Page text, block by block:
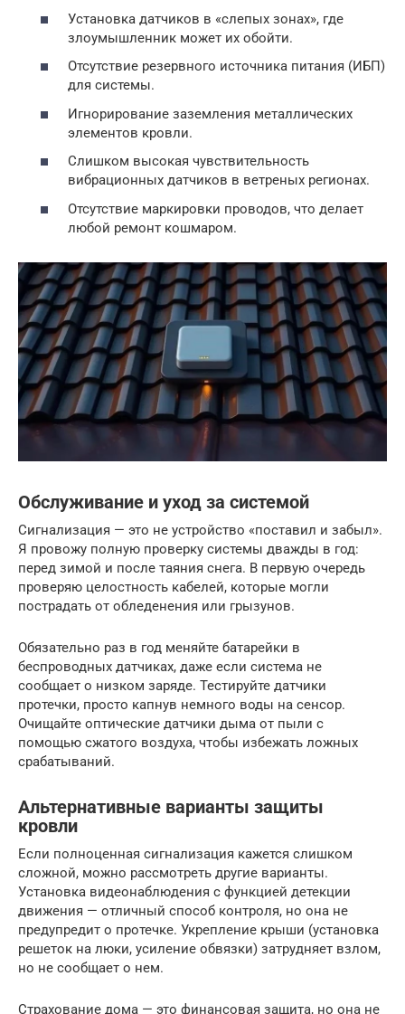
Установка датчиков в «слепых зонах», где
злоумышленник может их обойти.
Отсутствие резервного источника питания (ИБП)
для системы.
Игнорирование заземления металлических
элементов кровли.
Слишком высокая чувствительность
вибрационных датчиков в ветреных регионах.
Отсутствие маркировки проводов, что делает
любой ремонт кошмаром.
Обслуживание и уход за системой
Сигнализация — это не устройство «поставил и забыл».
Я провожу полную проверку системы дважды в год:
перед зимой и после таяния снега. В первую очередь
проверяю целостность кабелей, которые могли
пострадать от обледенения или грызунов.
Обязательно раз в год меняйте батарейки в
беспроводных датчиках, даже если система не
сообщает о низком заряде. Тестируйте датчики
протечки, просто капнув немного воды на сенсор.
Очищайте оптические датчики дыма от пыли с
помощью сжатого воздуха, чтобы избежать ложных
срабатываний.
Альтернативные варианты защиты
кровли
Если полноценная сигнализация кажется слишком
сложной, можно рассмотреть другие варианты.
Установка видеонаблюдения с функцией детекции
движения — отличный способ контроля, но она не
предупредит о протечке. Укрепление крыши (установка
решеток на люки, усиление обвязки) затрудняет взлом,
но не сообщает о нем.
Страхование дома — это финансовая защита, но она не